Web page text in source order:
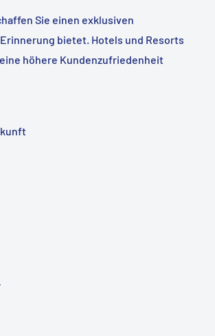
Sie einen exklusiven
bietet. Hotels und Resorts
höhere Kundenzufriedenheit